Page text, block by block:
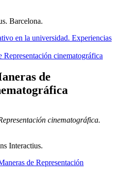
Barcelona.
en la universidad. Experiencias
de
cinematográfica.
Interactius.
de Representación